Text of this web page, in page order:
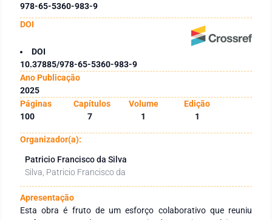
978-65-5360-983-9
DOI
DOI
10.37885/978-65-5360-983-9
Ano Publicação
2025
Páginas
Capítulos Volume
Edição
100
7 1 1
Organizador(a):
Patricio Francisco da Silva
Silva, Patricio Francisco da
Apresentação
Esta obra é fruto de um esforço colaborativo que reuniu